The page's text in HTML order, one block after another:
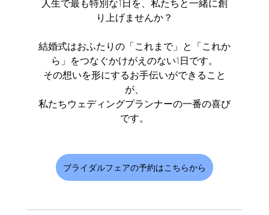
人生で最も特別な1日を、私たちと一緒に創
り上げませんか？
結婚式はおふたりの「これまで」と「これか
ら」をつなぐかけがえのない1日です。
その想いを形にするお手伝いができること
が、
私たちウェディングプランナーの一番の喜び
です。
ブライダルフェアの予約はこちらから